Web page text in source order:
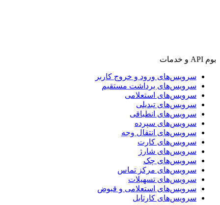
بوم API و خدمات
سرویس‌های ورود و خروج کاربر
سرویس‌های برداشت مستقیم
سرویس‌های استعلامی
سرویس‌های تبدیلی
سرویس‌های انطباقی
سرویس‌های سپرده
سرویس‌های انتقال وجه
سرویس‌های کارت
سرویس‌های شارژ
سرویس‌های چک
سرویس‌های مرکز تماس
سرویس‌های تسهیلات
سرویس‌های استعلامی و قبوض
سرویس‌های کارتابل